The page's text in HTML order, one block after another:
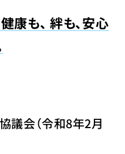
康も、 絆も、安心
議会（令和8年2月